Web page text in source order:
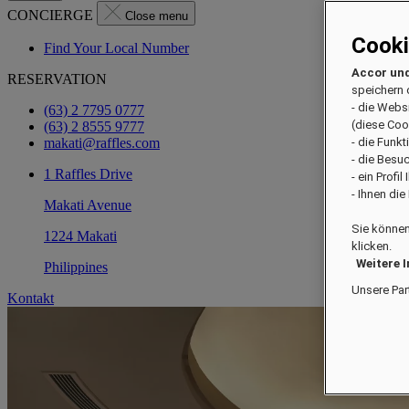
CONCIERGE Close menu
Find Your Local Number
RESERVATION
(63) 2 7795 0777
(63) 2 8555 9777
makati@raffles.com
1 Raffles Drive
Makati Avenue
1224 Makati
Philippines
Kontakt
Accor
speichern
- die
(diese
- die
- die
- ein Profil
- Ihnen
Sie
klicken.
Weitere
Unsere